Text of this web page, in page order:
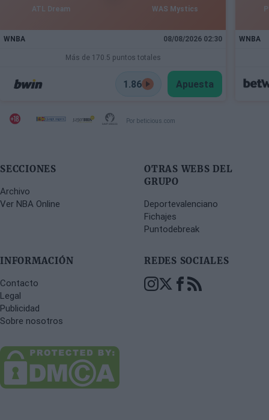
ATL Dream WAS Mystics
WNBA 08/08/2026 02:30
Más de 170.5 puntos totales
1.86 Apuesta
WNBA
Por beticious.com
SECCIONES
Archivo
Ver NBA Online
OTRAS WEBS DEL
GRUPO
Deportevalenciano
Fichajes
Puntodebreak
INFORMACIÓN
Contacto
Legal
Publicidad
Sobre nosotros
REDES SOCIALES